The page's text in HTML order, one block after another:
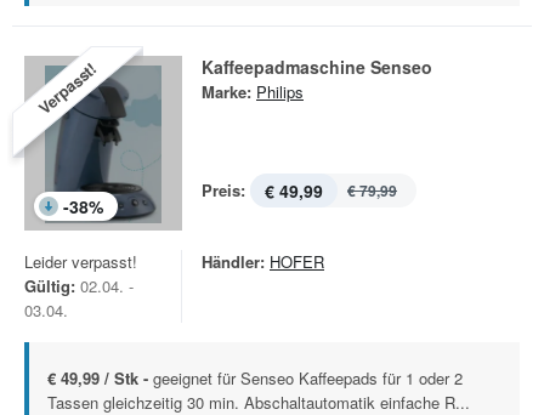
Verpasst!
-38%
Kaffeepadmaschine Senseo
Marke: Philips
Preis: € 49,99 € 79,99
Leider verpasst!
Gültig: 02.04. -
03.04.
Händler: HOFER
€ 49,99 / Stk - geeignet für Senseo Kaffeepads für 1 oder 2
Tassen gleichzeitig 30 min. Abschaltautomatik einfache R...